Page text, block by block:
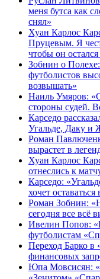
меня бутса как
снял»
Хуан Карлос
Пруцевым. Я
чтобы он
Зобнин о
футболистов
возвышать»
Наиль Умяров:
стороны судей.
Карседо
Угальде, Даку и
Роман
вырастет в
Хуан Карлос
отнеслись к
Карседо:
хочет
Роман Зобнин:
сегодня все всё
Ивелин Попов:
футболистам
Переход Барко в
финансовых
Юпа Мовсисян: